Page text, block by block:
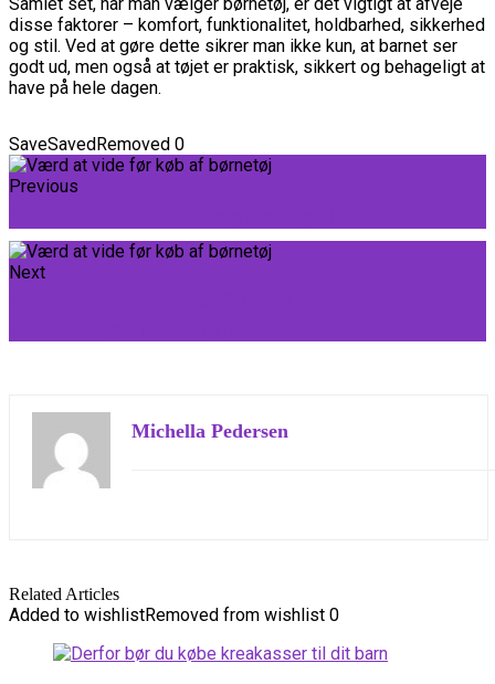
disse faktorer – komfort, funktionalitet, holdbarhed, sikkerhed
og stil. Ved at gøre dette sikrer man ikke kun, at barnet ser
godt ud, men også at tøjet er praktisk, sikkert og behageligt at
have på hele dagen.
SaveSavedRemoved 0
Previous
Next
Michella Pedersen
Related Articles
Added to wishlistRemoved from wishlist 0